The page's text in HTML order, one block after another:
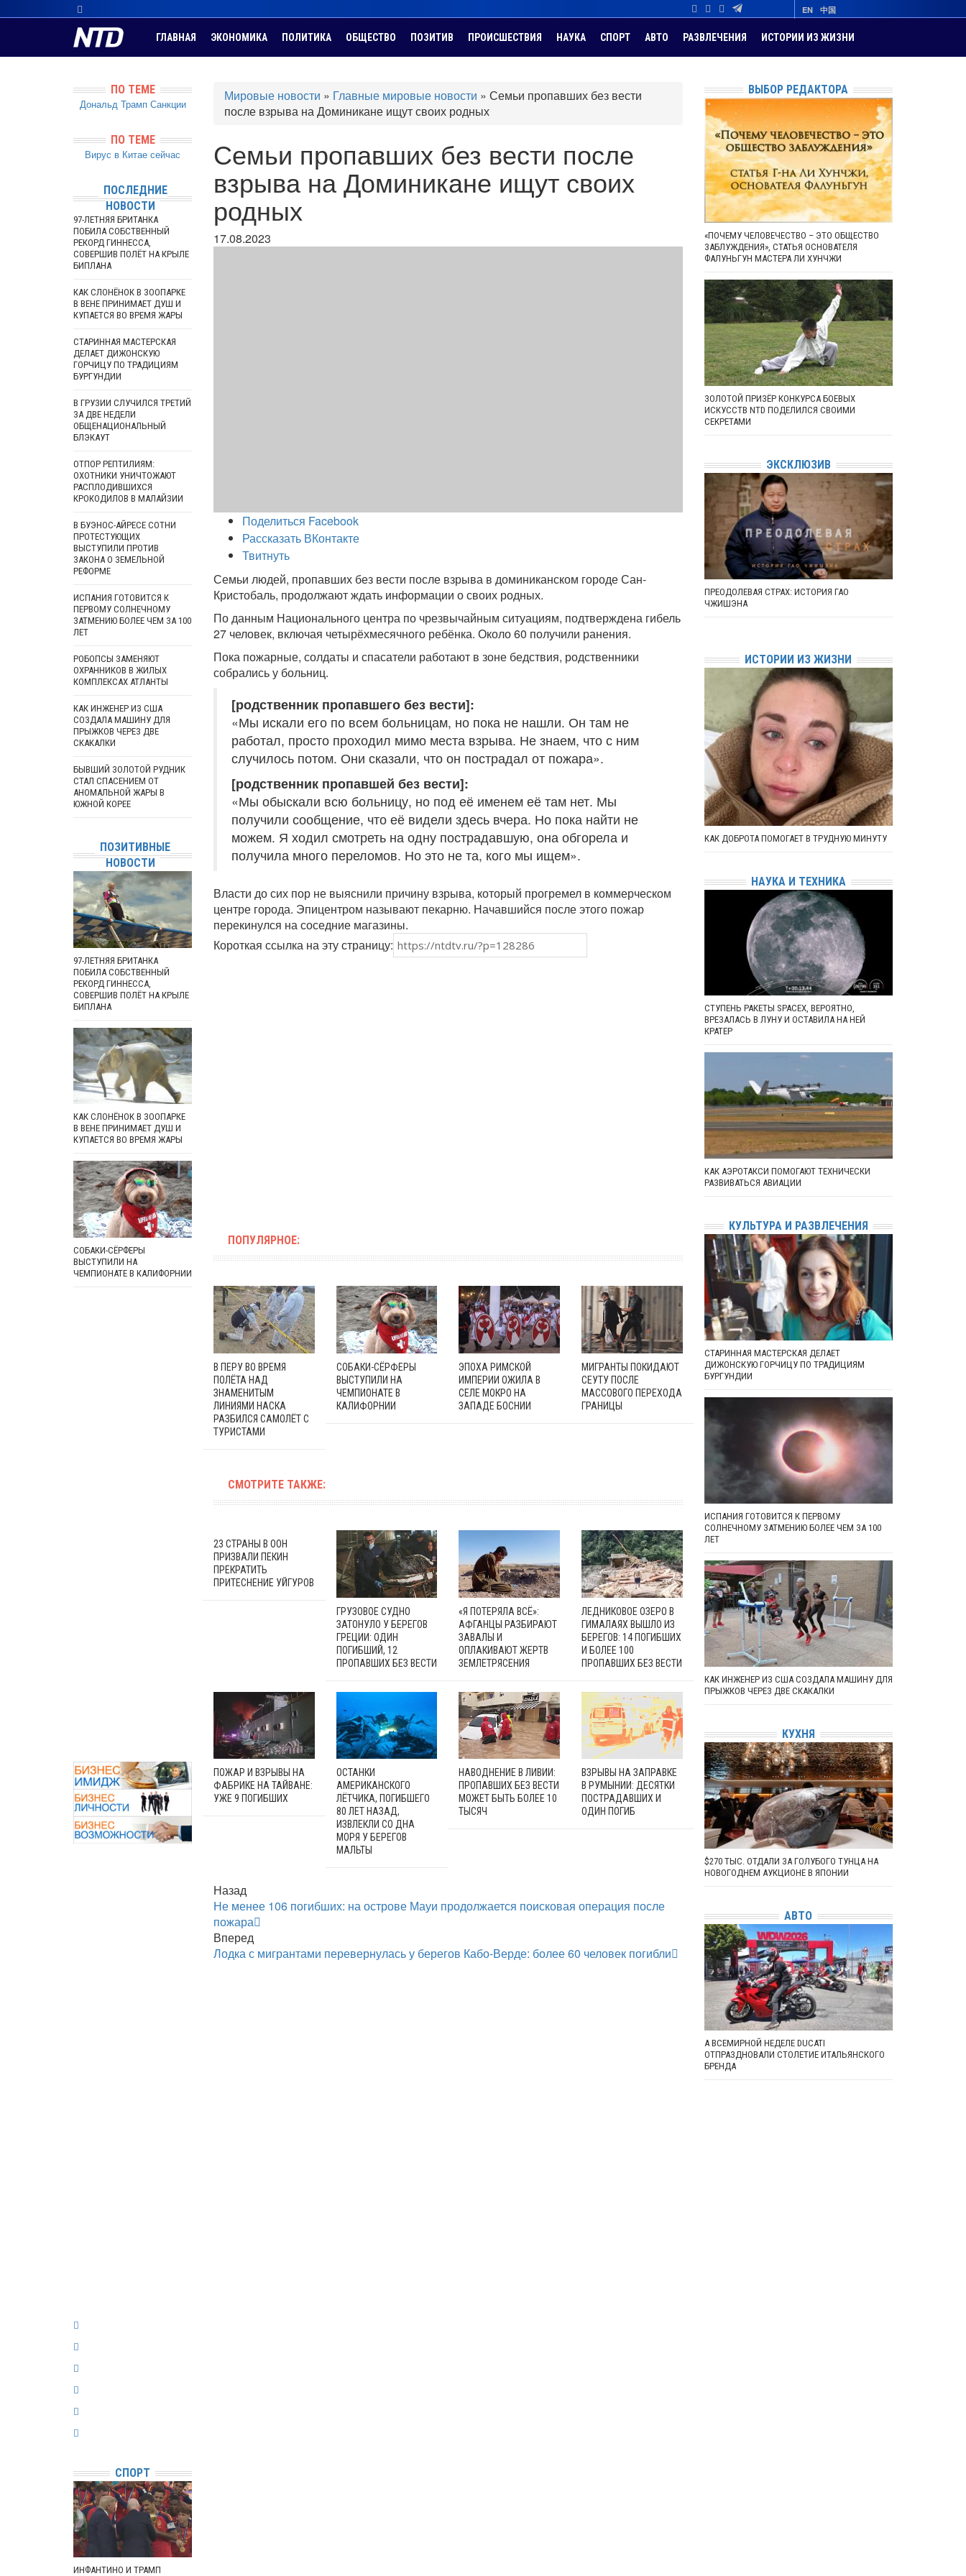
EN 中国
ГЛАВНАЯ ЭКОНОМИКА ПОЛИТИКА ОБЩЕСТВО ПОЗИТИВ ПРОИСШЕСТВИЯ НАУКА СПОРТ АВТО РАЗВЛЕЧЕНИЯ ИСТОРИИ ИЗ ЖИЗНИ
Мировые новости » Главные мировые новости » Семьи пропавших без вести
после взрыва на Доминикане ищут своих родных
Семьи пропавших без вести после
взрыва на Доминикане ищут своих
родных
17.08.2023
Поделиться Facebook
Рассказать ВКонтакте
Твитнуть
Семьи людей, пропавших без вести после взрыва в доминиканском городе Сан-
Кристобаль, продолжают ждать информации о своих родных.
По данным Национального центра по чрезвычайным ситуациям, подтверждена гибель
27 человек, включая четырёхмесячного ребёнка. Около 60 получили ранения.
Пока пожарные, солдаты и спасатели работают в зоне бедствия, родственники
собрались у больниц.
[родственник пропавшего без вести]:
«Мы искали его по всем больницам, но пока не нашли. Он там не
работал, просто проходил мимо места взрыва. Не знаем, что с ним
случилось потом. Они сказали, что он пострадал от пожара».
[родственник пропавшей без вести]:
«Мы обыскали всю больницу, но под её именем её там нет. Мы
получили сообщение, что её видели здесь вчера. Но пока найти не
можем. Я ходил смотреть на одну пострадавшую, она обгорела и
получила много переломов. Но это не та, кого мы ищем».
Власти до сих пор не выяснили причину взрыва, который прогремел в коммерческом
центре города. Эпицентром называют пекарню. Начавшийся после этого пожар
перекинулся на соседние магазины.
Короткая ссылка на эту страницу:
ПОПУЛЯРНОЕ:
В ПЕРУ ВО ВРЕМЯ
ПОЛЁТА НАД
ЗНАМЕНИТЫМ
ЛИНИЯМИ НАСКА
РАЗБИЛСЯ САМОЛЁТ С
ТУРИСТАМИ
СОБАКИ-СЁРФЕРЫ
ВЫСТУПИЛИ НА
ЧЕМПИОНАТЕ В
КАЛИФОРНИИ
ЭПОХА РИМСКОЙ
ИМПЕРИИ ОЖИЛА В
СЕЛЕ МОКРО НА
ЗАПАДЕ БОСНИИ
МИГРАНТЫ ПОКИДАЮТ
СЕУТУ ПОСЛЕ
МАССОВОГО ПЕРЕХОДА
ГРАНИЦЫ
СМОТРИТЕ ТАКЖЕ:
23 СТРАНЫ В ООН
ПРИЗВАЛИ ПЕКИН
ПРЕКРАТИТЬ
ПРИТЕСНЕНИЕ УЙГУРОВ
ГРУЗОВОЕ СУДНО
ЗАТОНУЛО У БЕРЕГОВ
ГРЕЦИИ: ОДИН
ПОГИБШИЙ, 12
ПРОПАВШИХ БЕЗ ВЕСТИ
«Я ПОТЕРЯЛА ВСЁ»:
АФГАНЦЫ РАЗБИРАЮТ
ЗАВАЛЫ И
ОПЛАКИВАЮТ ЖЕРТВ
ЗЕМЛЕТРЯСЕНИЯ
ЛЕДНИКОВОЕ ОЗЕРО В
ГИМАЛАЯХ ВЫШЛО ИЗ
БЕРЕГОВ: 14 ПОГИБШИХ
И БОЛЕЕ 100
ПРОПАВШИХ БЕЗ ВЕСТИ
ПОЖАР И ВЗРЫВЫ НА
ФАБРИКЕ НА ТАЙВАНЕ:
УЖЕ 9 ПОГИБШИХ
ОСТАНКИ
АМЕРИКАНСКОГО
ЛЁТЧИКА, ПОГИБШЕГО
80 ЛЕТ НАЗАД,
ИЗВЛЕКЛИ СО ДНА
МОРЯ У БЕРЕГОВ
МАЛЬТЫ
НАВОДНЕНИЕ В ЛИВИИ:
ПРОПАВШИХ БЕЗ ВЕСТИ
МОЖЕТ БЫТЬ БОЛЕЕ 10
ТЫСЯЧ
ВЗРЫВЫ НА ЗАПРАВКЕ
В РУМЫНИИ: ДЕСЯТКИ
ПОСТРАДАВШИХ И
ОДИН ПОГИБ
Назад
Не менее 106 погибших: на острове Мауи продолжается поисковая операция после
пожара
Вперед
Лодка с мигрантами перевернулась у берегов Кабо-Верде: более 60 человек погибли
ПО ТЕМЕ
Дональд Трамп Санкции
ПО ТЕМЕ
Вирус в Китае сейчас
ПОСЛЕДНИЕ
НОВОСТИ
97-ЛЕТНЯЯ БРИТАНКА
ПОБИЛА СОБСТВЕННЫЙ
РЕКОРД ГИННЕССА,
СОВЕРШИВ ПОЛЁТ НА КРЫЛЕ
БИПЛАНА
КАК СЛОНЁНОК В ЗООПАРКЕ
В ВЕНЕ ПРИНИМАЕТ ДУШ И
КУПАЕТСЯ ВО ВРЕМЯ ЖАРЫ
СТАРИННАЯ МАСТЕРСКАЯ
ДЕЛАЕТ ДИЖОНСКУЮ
ГОРЧИЦУ ПО ТРАДИЦИЯМ
БУРГУНДИИ
В ГРУЗИИ СЛУЧИЛСЯ ТРЕТИЙ
ЗА ДВЕ НЕДЕЛИ
ОБЩЕНАЦИОНАЛЬНЫЙ
БЛЭКАУТ
ОТПОР РЕПТИЛИЯМ:
ОХОТНИКИ УНИЧТОЖАЮТ
РАСПЛОДИВШИХСЯ
КРОКОДИЛОВ В МАЛАЙЗИИ
В БУЭНОС-АЙРЕСЕ СОТНИ
ПРОТЕСТУЮЩИХ
ВЫСТУПИЛИ ПРОТИВ
ЗАКОНА О ЗЕМЕЛЬНОЙ
РЕФОРМЕ
ИСПАНИЯ ГОТОВИТСЯ К
ПЕРВОМУ СОЛНЕЧНОМУ
ЗАТМЕНИЮ БОЛЕЕ ЧЕМ ЗА 100
ЛЕТ
РОБОПСЫ ЗАМЕНЯЮТ
ОХРАННИКОВ В ЖИЛЫХ
КОМПЛЕКСАХ АТЛАНТЫ
КАК ИНЖЕНЕР ИЗ США
СОЗДАЛА МАШИНУ ДЛЯ
ПРЫЖКОВ ЧЕРЕЗ ДВЕ
СКАКАЛКИ
БЫВШИЙ ЗОЛОТОЙ РУДНИК
СТАЛ СПАСЕНИЕМ ОТ
АНОМАЛЬНОЙ ЖАРЫ В
ЮЖНОЙ КОРЕЕ
ПОЗИТИВНЫЕ
НОВОСТИ
97-ЛЕТНЯЯ БРИТАНКА
ПОБИЛА СОБСТВЕННЫЙ
РЕКОРД ГИННЕССА,
СОВЕРШИВ ПОЛЁТ НА КРЫЛЕ
БИПЛАНА
КАК СЛОНЁНОК В ЗООПАРКЕ
В ВЕНЕ ПРИНИМАЕТ ДУШ И
КУПАЕТСЯ ВО ВРЕМЯ ЖАРЫ
СОБАКИ-СЁРФЕРЫ
ВЫСТУПИЛИ НА
ЧЕМПИОНАТЕ В КАЛИФОРНИИ
СПОРТ
ИНФАНТИНО И ТРАМП
ВЫБОР РЕДАКТОРА
«ПОЧЕМУ ЧЕЛОВЕЧЕСТВО – ЭТО ОБЩЕСТВО
ЗАБЛУЖДЕНИЯ», СТАТЬЯ ОСНОВАТЕЛЯ
ФАЛУНЬГУН МАСТЕРА ЛИ ХУНЧЖИ
ЗОЛОТОЙ ПРИЗЁР КОНКУРСА БОЕВЫХ
ИСКУССТВ NTD ПОДЕЛИЛСЯ СВОИМИ
СЕКРЕТАМИ
ЭКСКЛЮЗИВ
ПРЕОДОЛЕВАЯ СТРАХ: ИСТОРИЯ ГАО
ЧЖИШЭНА
ИСТОРИИ ИЗ ЖИЗНИ
КАК ДОБРОТА ПОМОГАЕТ В ТРУДНУЮ МИНУТУ
НАУКА И ТЕХНИКА
СТУПЕНЬ РАКЕТЫ SPACEX, ВЕРОЯТНО,
ВРЕЗАЛАСЬ В ЛУНУ И ОСТАВИЛА НА НЕЙ
КРАТЕР
КАК АЭРОТАКСИ ПОМОГАЮТ ТЕХНИЧЕСКИ
РАЗВИВАТЬСЯ АВИАЦИИ
КУЛЬТУРА И РАЗВЛЕЧЕНИЯ
СТАРИННАЯ МАСТЕРСКАЯ ДЕЛАЕТ
ДИЖОНСКУЮ ГОРЧИЦУ ПО ТРАДИЦИЯМ
БУРГУНДИИ
ИСПАНИЯ ГОТОВИТСЯ К ПЕРВОМУ
СОЛНЕЧНОМУ ЗАТМЕНИЮ БОЛЕЕ ЧЕМ ЗА 100
ЛЕТ
КАК ИНЖЕНЕР ИЗ США СОЗДАЛА МАШИНУ ДЛЯ
ПРЫЖКОВ ЧЕРЕЗ ДВЕ СКАКАЛКИ
КУХНЯ
$270 ТЫС. ОТДАЛИ ЗА ГОЛУБОГО ТУНЦА НА
НОВОГОДНЕМ АУКЦИОНЕ В ЯПОНИИ
АВТО
А ВСЕМИРНОЙ НЕДЕЛЕ DUCATI
ОТПРАЗДНОВАЛИ СТОЛЕТИЕ ИТАЛЬЯНСКОГО
БРЕНДА